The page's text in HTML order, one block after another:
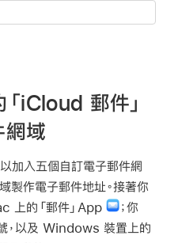
iCloud 郵件」
網域
加入五個自訂電子郵件網
製作電子郵件地址。接著你
上的「郵件」App
；你
，以及 Windows 裝置上的